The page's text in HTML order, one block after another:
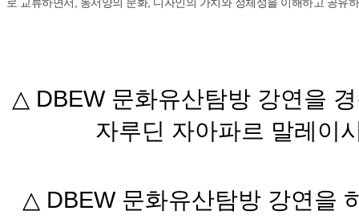
△ DBEW 문화유산탐방 강연을
자루딘 자아파르 말레이
△ DBEW 문화유산탐방 강연을